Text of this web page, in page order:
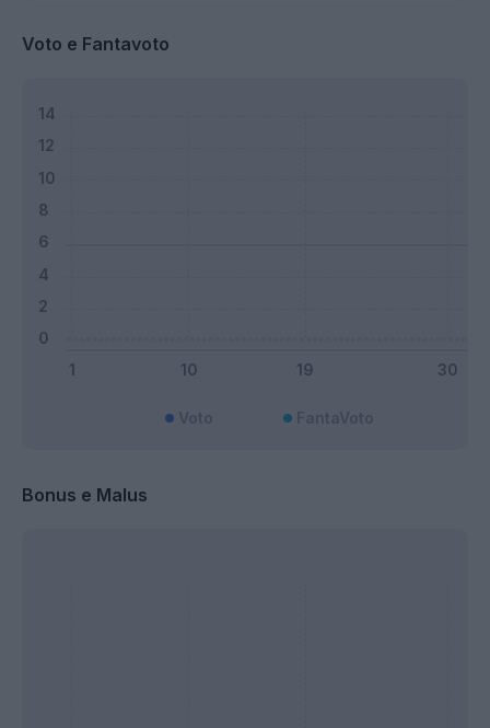
Voto e Fantavoto
Bonus e Malus